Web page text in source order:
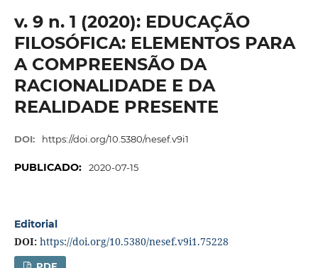
v. 9 n. 1 (2020): EDUCAÇÃO
FILOSÓFICA: ELEMENTOS PARA
A COMPREENSÃO DA
RACIONALIDADE E DA
REALIDADE PRESENTE
DOI: https://doi.org/10.5380/nesef.v9i1
PUBLICADO: 2020-07-15
Editorial
DOI: https://doi.org/10.5380/nesef.v9i1.75228